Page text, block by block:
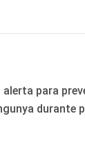
alerta para
durante